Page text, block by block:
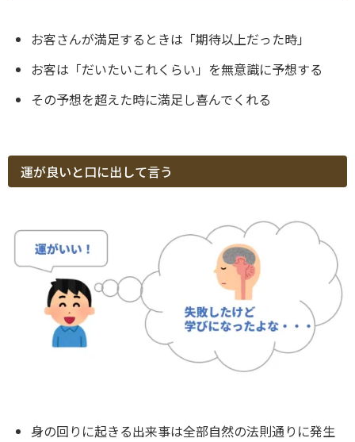
お客さんが満足するときは「期待以上だった時」
お客は「だいたいこれくらい」を無意識に予想する
その予想を超えた時に満足し喜んでくれる
運が良いと口に出して言う
身の回りに起きる出来事は全部自然の法則通りに発生